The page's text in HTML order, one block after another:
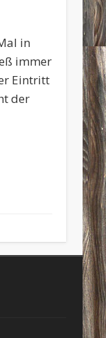
in
immer
Eintritt
der